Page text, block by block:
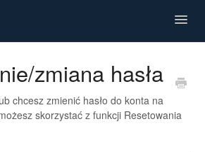
zmiana hasła
chcesz zmienić hasło do konta na
skorzystać z funkcji Resetowania